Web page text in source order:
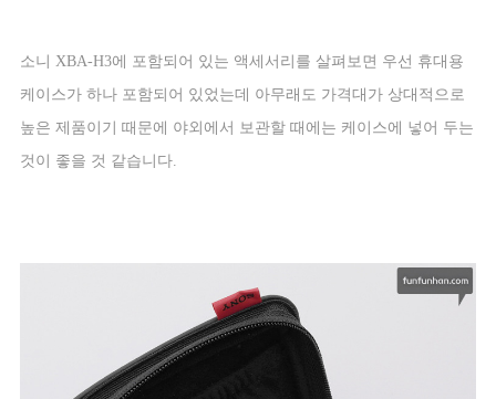
소니 XBA-H3에 포함되어 있는 액세서리를 살펴보면 우선 휴대용
케이스가 하나 포함되어 있었는데 아무래도 가격대가 상대적으로
높은 제품이기 때문에 야외에서 보관할 때에는 케이스에 넣어 두는
것이 좋을 것 같습니다.